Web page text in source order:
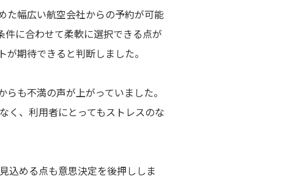
た幅広い航空会社からの予約が可能
に合わせて柔軟に選択できる点が
期待できると判断しました。
も不満の声が上がっていました。
く、利用者にとってもストレスのな
込める点も意思決定を後押ししま